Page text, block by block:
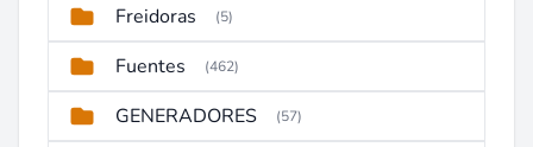
Freidoras (5)
Fuentes (462)
GENERADORES (57)